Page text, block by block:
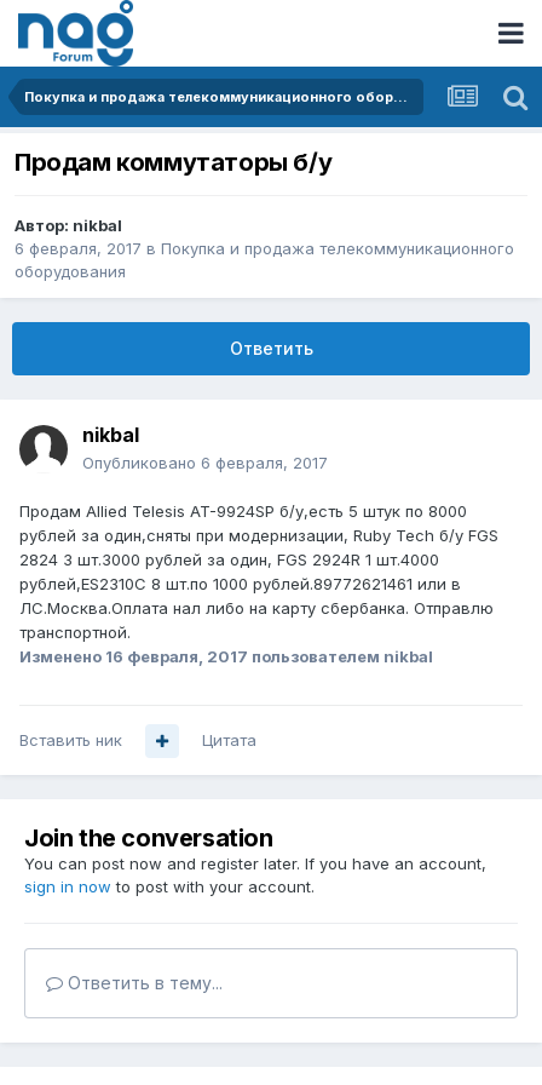
Покупка и продажа телекоммуникационного оборудования
Продам коммутаторы б/у
Автор: nikbal
6 февраля, 2017 в Покупка и продажа телекоммуникационного
оборудования
Ответить
nikbal
Опубликовано 6 февраля, 2017
Продам Allied Telesis AT-9924SP б/у,есть 5 штук по 8000
рублей за один,сняты при модернизации, Ruby Tech б/у FGS
2824 3 шт.3000 рублей за один, FGS 2924R 1 шт.4000
рублей,ES2310C 8 шт.по 1000 рублей.89772621461 или в
ЛС.Москва.Оплата нал либо на карту сбербанка. Отправлю
транспортной.
Изменено 16 февраля, 2017 пользователем nikbal
Вставить ник Цитата
Join the conversation
You can post now and register later. If you have an account,
sign in now to post with your account.
Ответить в тему...